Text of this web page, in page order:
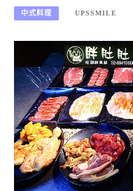
中式料理 UPSSMILE